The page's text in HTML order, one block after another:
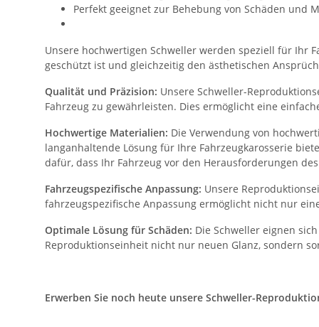
Perfekt geeignet zur Behebung von Schäden und
Unsere hochwertigen Schweller werden speziell für Ihr
geschützt ist und gleichzeitig den ästhetischen
Qualität und Präzision: Unsere Schweller-
Fahrzeug zu gewährleisten. Dies ermöglicht eine
Hochwertige Materialien: Die Verwendung von
langanhaltende Lösung für Ihre Fahrzeugkarosserie
dafür, dass Ihr Fahrzeug vor den Herausforderungen
Fahrzeugspezifische Anpassung: Unsere
fahrzeugspezifische Anpassung ermöglicht nicht nur
Optimale Lösung für Schäden: Die Schweller eignen
Reproduktionseinheit nicht nur neuen Glanz, sondern
Erwerben Sie noch heute unsere Schweller-